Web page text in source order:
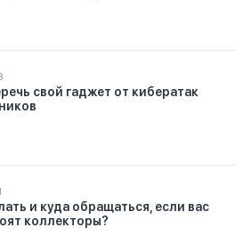
свой гаджет от кибератак
и куда обращаться, если вас
коллекторы?